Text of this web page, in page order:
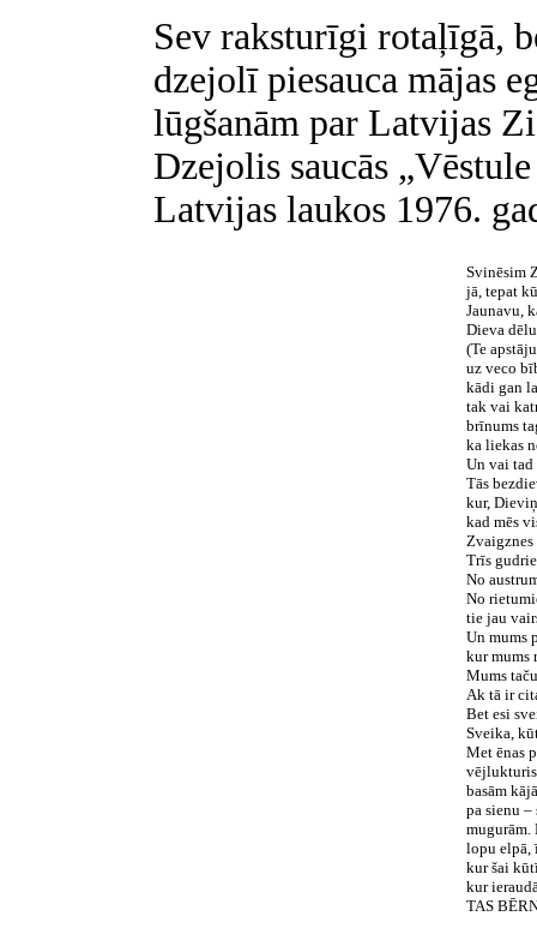
Sev raksturīgi rotaļīgā,
dzejolī piesauca mājas
lūgšanām par Latvijas
Dzejolis saucās
Latvijas laukos 1976.
Svinēsim
jā, tepat
Jaunavu,
Dieva
(Te
uz veco
kādi gan
tak vai
brīnums
ka liekas
Un vai tad
Tās
kur,
kad mēs
Zvaigznes
Trīs
No
No
tie jau
Un mums
kur mums
Mums
Ak tā ir
Bet esi
Sveika,
Met ēnas
basām
pa sienu
mugurām.
lopu elpā,
kur šai
kur
TAS